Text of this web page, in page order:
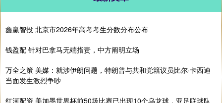
鑫赢智投 北京市2026年高考考生分数分布公布
钱盈配 针对巴拿马无端指责，中方阐明立场
万全之策 美媒：就涉伊朗问题，特朗普与共和党籍议员比尔·卡西迪
当面发生激烈争吵
红河配资 美加墨世界杯前50场比赛已出现10个乌龙球，亚足联球队